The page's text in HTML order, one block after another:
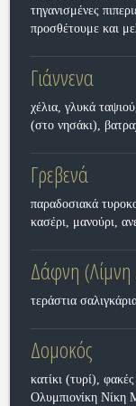
τηγανισμένες
προσθέτουμε και
Γιάννενα
χέλια, γλυκά
(στο νησάκι),
Γρεβενά
παραδοσιακά
κασέρι, μανούρι,
Δάφνη
τεράστια
Δομοκός
κατίκι (τυρί),
Ολυμπιονίκη Νίκη